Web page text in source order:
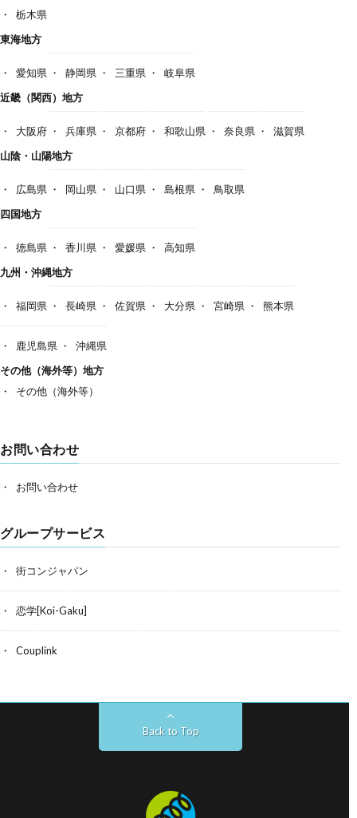
栃木県
東海地方
愛知県 静岡県 三重県
岐阜県
近畿（関西）地方
大阪府 兵庫県 京都府 和歌山県 奈良県
滋賀県
山陰・山陽地方
広島県 岡山県 山口県 島根県
鳥取県
四国地方
徳島県 香川県 愛媛県
高知県
九州・沖縄地方
福岡県 長崎県 佐賀県 大分県 宮崎県 熊本県
鹿児島県
沖縄県
その他（海外等）地方
その他（海外等）
お問い合わせ
お問い合わせ
グループサービス
街コンジャパン
恋学[Koi-Gaku]
Couplink
Back to Top